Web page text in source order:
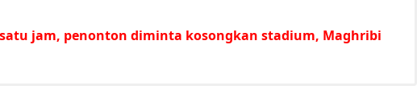
jam, penonton diminta kosongkan stadium, Maghribi